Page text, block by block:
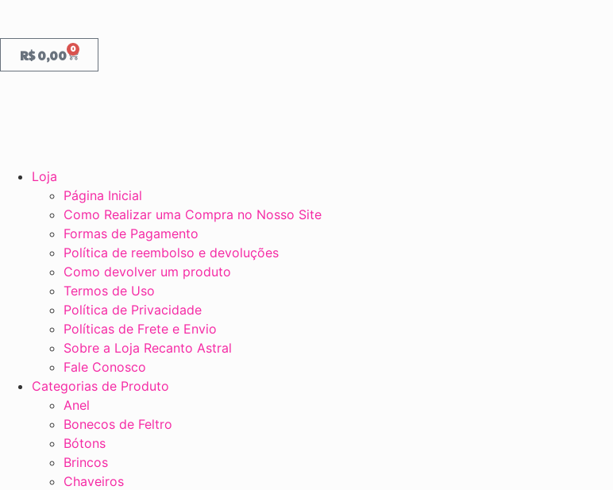
R$0,00 0
Loja
Página Inicial
Como Realizar uma Compra no Nosso Site
Formas de Pagamento
Política de reembolso e devoluções
Como devolver um produto
Termos de Uso
Política de Privacidade
Políticas de Frete e Envio
Sobre a Loja Recanto Astral
Fale Conosco
Categorias de Produto
Anel
Bonecos de Feltro
Bótons
Brincos
Chaveiros